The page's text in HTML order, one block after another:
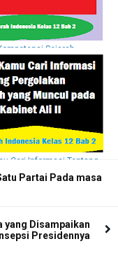
Sejarah
Cari Informasi Tentang
Kabinet Ali II
Partai Pada masa
yang Disampaikan
Presidennya